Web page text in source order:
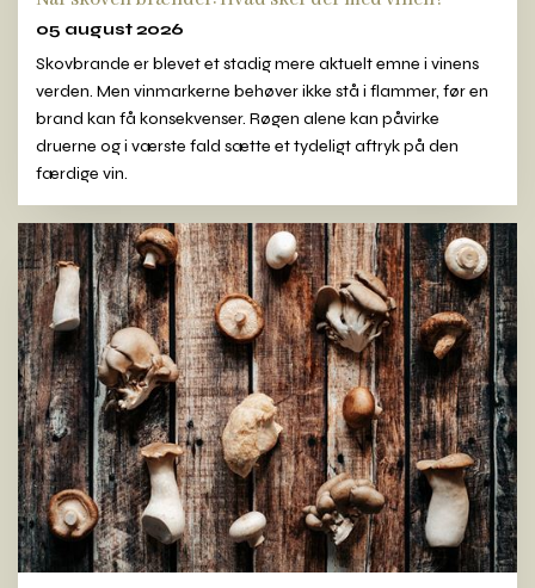
05 august 2026
Skovbrande er blevet et stadig mere aktuelt emne i vinens
verden. Men vinmarkerne behøver ikke stå i flammer, før en
brand kan få konsekvenser. Røgen alene kan påvirke
druerne og i værste fald sætte et tydeligt aftryk på den
færdige vin.